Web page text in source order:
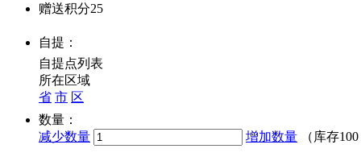
赠送积分25
自提：
自提点列表
所在区域
省 市 区
数量：
减少数量
增加数量 （库存100